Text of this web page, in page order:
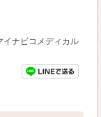
イナビコメディカル